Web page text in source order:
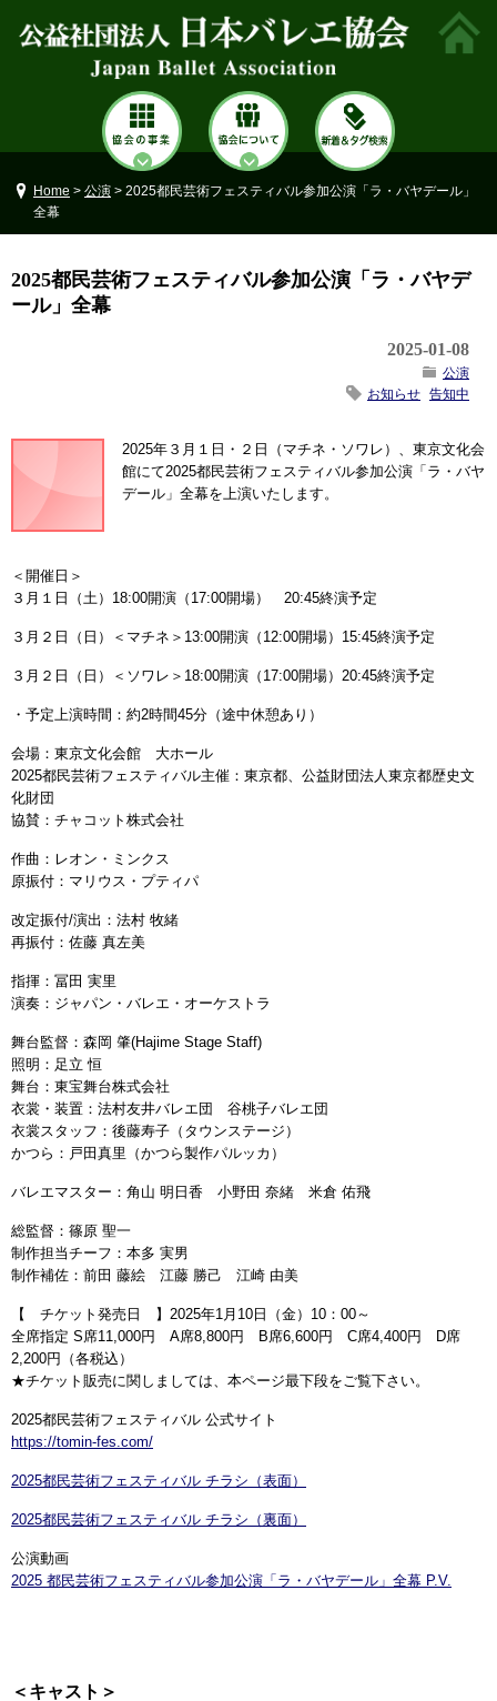
Home > 公演 > 2025都民芸術フェスティバル参加公演「ラ・バヤデール」
全幕
2025都民芸術フェスティバル参加公演「ラ・バヤデ
ール」全幕
2025-01-08
公演
お知らせ 告知中
2025年３月１日・２日（マチネ・ソワレ）、東京文化会
館にて2025都民芸術フェスティバル参加公演「ラ・バヤ
デール」全幕を上演いたします。
＜開催日＞
３月１日（土）18:00開演（17:00開場） 20:45終演予定
３月２日（日）＜マチネ＞13:00開演（12:00開場）15:45終演予定
３月２日（日）＜ソワレ＞18:00開演（17:00開場）20:45終演予定
・予定上演時間：約2時間45分（途中休憩あり）
会場：東京文化会館 大ホール
2025都民芸術フェスティバル主催：東京都、公益財団法人東京都歴史文
化財団
協賛：チャコット株式会社
作曲：レオン・ミンクス
原振付：マリウス・プティパ
改定振付/演出：法村 牧緒
再振付：佐藤 真左美
指揮：冨田 実里
演奏：ジャパン・バレエ・オーケストラ
舞台監督：森岡 肇(Hajime Stage Staff)
照明：足立 恒
舞台：東宝舞台株式会社
衣裳・装置：法村友井バレエ団 谷桃子バレエ団
衣裳スタッフ：後藤寿子（タウンステージ）
かつら：戸田真里（かつら製作パルッカ）
バレエマスター：角山 明日香 小野田 奈緒 米倉 佑飛
総監督：篠原 聖一
制作担当チーフ：本多 実男
制作補佐：前田 藤絵 江藤 勝己 江崎 由美
【 チケット発売日 】2025年1月10日（金）10：00～
全席指定 S席11,000円 A席8,800円 B席6,600円 C席4,400円 D席
2,200円（各税込）
★チケット販売に関しましては、本ページ最下段をご覧下さい。
2025都民芸術フェスティバル 公式サイト
https://tomin-fes.com/
2025都民芸術フェスティバル チラシ（表面）
2025都民芸術フェスティバル チラシ（裏面）
公演動画
2025 都民芸術フェスティバル参加公演「ラ・バヤデール」全幕 P.V.
＜キャスト＞